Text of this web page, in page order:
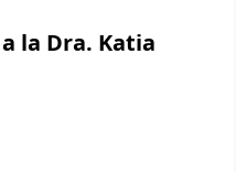
la Dra. Katia